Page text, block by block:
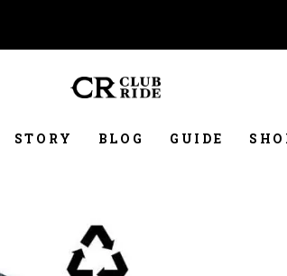
STORY BLOG GUIDE